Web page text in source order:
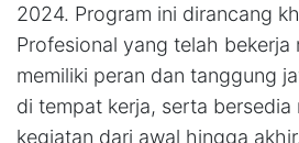
2024. Program ini dirancang
Profesional yang telah bekerja
memiliki peran dan tanggung
di tempat kerja, serta bersedia
kegiatan dari awal hingga akhir.